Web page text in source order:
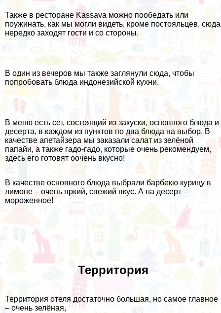
Также в ресторане Kassava можно пообедать или
поужинать, как мы могли видеть, кроме постояльцев, сюда
нередко заходят гости и со стороны.
В один из вечеров мы также заглянули сюда, чтобы
попробовать блюда индонезийской кухни.
В меню есть сет, состоящий из закуски, основного блюда и
десерта, в каждом из пунктов по два блюда на выбор. В
качестве апетайзера мы заказали салат из зелёной
папайи, а также гадо-гадо, которые очень рекомендуем,
здесь его готовят оочень вкусно!
В качестве основного блюда выбрали барбекю курицу в
лимоне – очень яркий, свежий вкус. А на десерт –
мороженное!
Территория
Территория отеля достаточно большая, но самое главное
– очень зелёная,